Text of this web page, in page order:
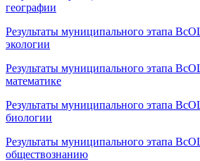
географии
Результаты муниципального этапа
экологии
Результаты муниципального этапа
математике
Результаты муниципального этапа
биологии
Результаты муниципального этапа
обществознанию